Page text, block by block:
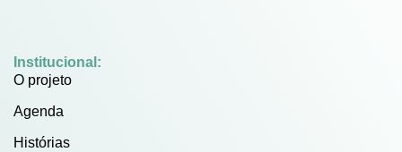
Institucional:
O projeto
Agenda
Histórias